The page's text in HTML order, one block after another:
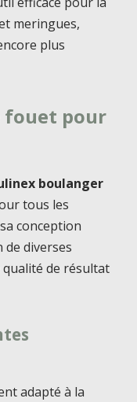
meringues,
plus
fouet pour
boulanger
tous les
conception
diverses
de résultat
adapté à la